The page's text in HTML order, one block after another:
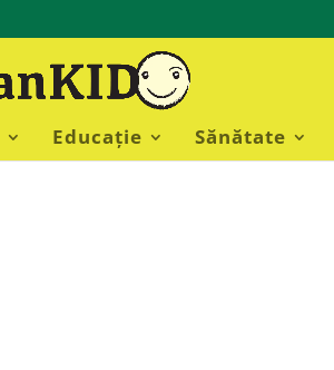
Educație Sănătate